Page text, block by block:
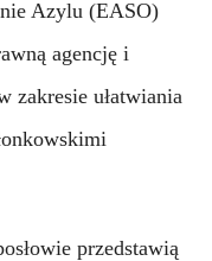
Azylu (EASO)
agencję i
zakresie ułatwiania
przedstawią